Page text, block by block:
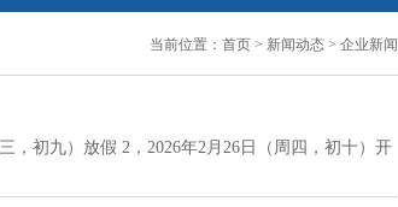
当前位置： 首页 > 新闻动态 > 企业新闻
，初九）放假 2，2026年2月26日（周四，初十）开